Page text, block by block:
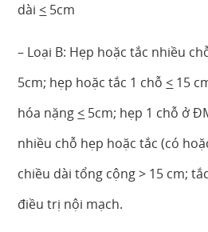
dài< 5cm
– Loại B: Hẹp hoặc tắc nhiều
5cm; hẹp hoặc tắc 1 chỗ< 15
hóa nặng< 5cm; hẹp 1 chỗ ở
nhiều chỗ hẹp hoặc tắc (có
chiều dài tổng cộng > 15 cm;
điều trị nội mạch.